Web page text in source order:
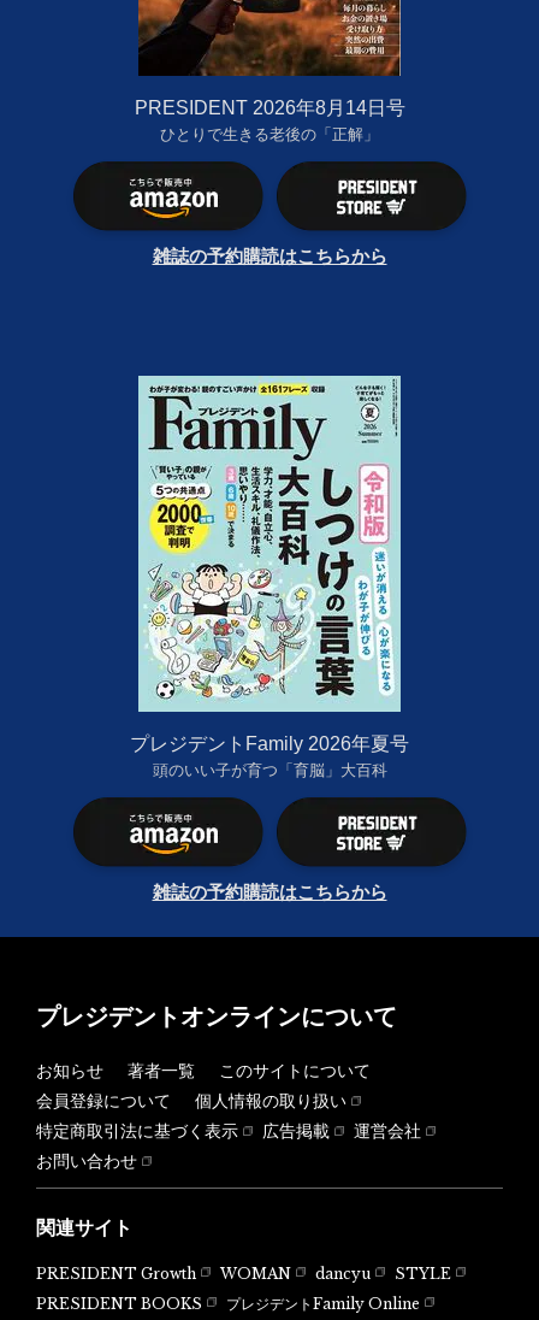
PRESIDENT 2026年8月14日号
ひとりで生きる老後の「正解」
雑誌の予約購読はこちらから
プレジデントFamily 2026年夏号
頭のいい子が育つ「育脳」大百科
雑誌の予約購読はこちらから
プレジデントオンラインについて
お知らせ 著者一覧
このサイトについて
会員登録について
個人情報の取り扱い
特定商取引法に基づく表示
広告掲載
運営会社
お問い合わせ
関連サイト
PRESIDENT Growth WOMAN dancyu
STYLE
PRESIDENT BOOKS
プレジデントFamily Online